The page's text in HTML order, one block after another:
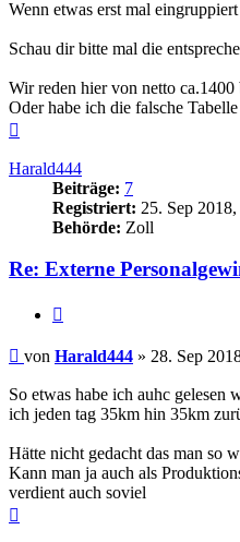
Wenn etwas erst mal
Schau dir bitte mal die
Wir reden hier von netto ca.1400
Oder habe ich die falsche
Harald444
Beiträge: 7
Registriert: 25. Sep
Behörde: Zoll
Re: Externe
Beitrag
von Harald444 » 28. Sep
So etwas habe ich auhc gelesen
ich jeden tag 35km hin 35km
Hätte nicht gedacht das man so
Kann man ja auch als
verdient auch soviel